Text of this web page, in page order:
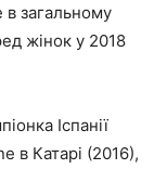
загальному
жінок у 2018
Іспанії
в Катарі (2016),